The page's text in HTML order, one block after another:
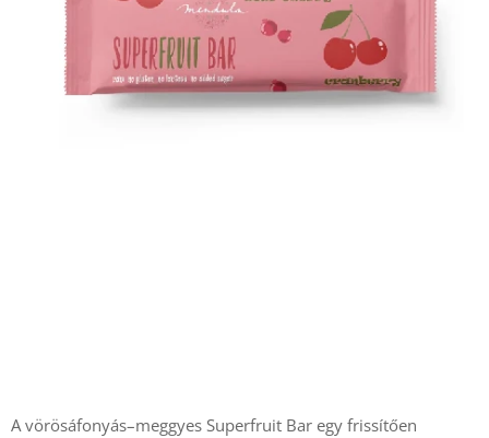
A vörösáfonyás–meggyes Superfruit Bar egy frissítően